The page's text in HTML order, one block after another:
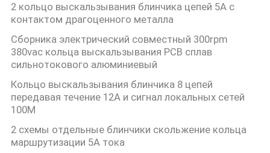
2 кольцо выскальзывания блинчика цепей 5A с
контактом драгоценного металла
Сборника электрический совместный 300rpm
380vac кольца выскальзывания PCB сплав
сильнотокового алюминиевый
Кольцо выскальзывания блинчика 8 цепей
передавая течение 12A и сигнал локальных сетей
100M
2 схемы отдельные блинчики скольжение кольца
маршрутизации 5А тока